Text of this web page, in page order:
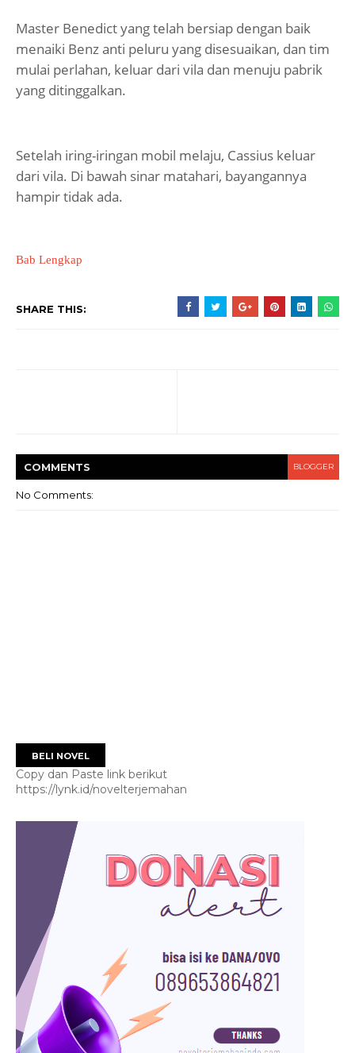
Master Benedict yang telah bersiap dengan baik
menaiki Benz anti peluru yang disesuaikan, dan tim
mulai perlahan, keluar dari vila dan menuju pabrik
yang ditinggalkan.
Setelah iring-iringan mobil melaju, Cassius keluar
dari vila. Di bawah sinar matahari, bayangannya
hampir tidak ada.
Bab Lengkap
SHARE THIS:
COMMENTS BLOGGER
No Comments:
BELI NOVEL
Copy dan Paste link berikut
https://lynk.id/novelterjemahan